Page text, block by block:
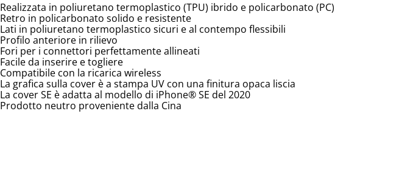
Realizzata in poliuretano termoplastico (TPU) ibrido e policarbonato (PC)
Retro in policarbonato solido e resistente
Lati in poliuretano termoplastico sicuri e al contempo flessibili
Profilo anteriore in rilievo
Fori per i connettori perfettamente allineati
Facile da inserire e togliere
Compatibile con la ricarica wireless
La grafica sulla cover è a stampa UV con una finitura opaca liscia
La cover SE è adatta al modello di iPhone® SE del 2020
Prodotto neutro proveniente dalla Cina